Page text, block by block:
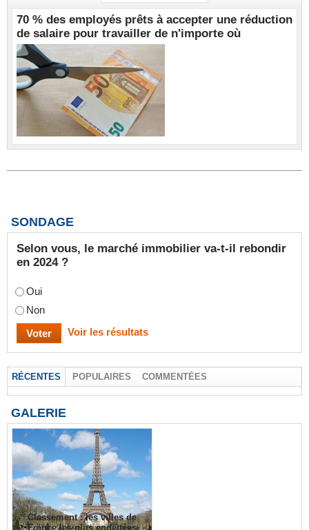
70 % des employés prêts à accepter une réduction
de salaire pour travailler de n'importe où
SONDAGE
Selon vous, le marché immobilier va-t-il rebondir
en 2024 ?
Oui
Non
Voir les résultats
RÉCENTES POPULAIRES COMMENTÉES
GALERIE
Classement : les villes de
France les plus endettées